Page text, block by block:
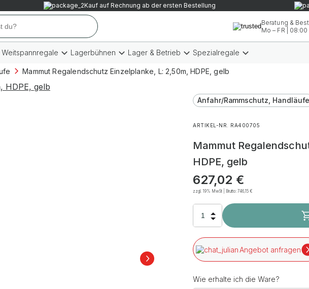
Kauf auf Rechnung ab der ersten Bestellung
Beratung &
Mo – FR | 08:00
Weitspannregale Lagerbühnen Lager & Betrieb Spezialregale
Mammut Regalendschutz Einzelplanke, L: 2,50m, HDPE, gelb
Anfahr/Rammschutz, Handläufe
ARTIKEL-NR. RA400705
Mammut
HDPE, gelb
627,02 €
zzgl. 19% MwSt | Brutto:746,15€
Angebot anfragen
Wie erhalte ich die Ware?